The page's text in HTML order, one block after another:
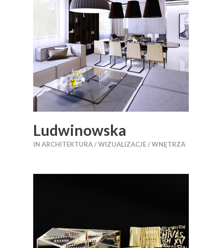
Ludwinowska
IN ARCHITEKTURA / WIZUALIZACJE / WNĘTRZA